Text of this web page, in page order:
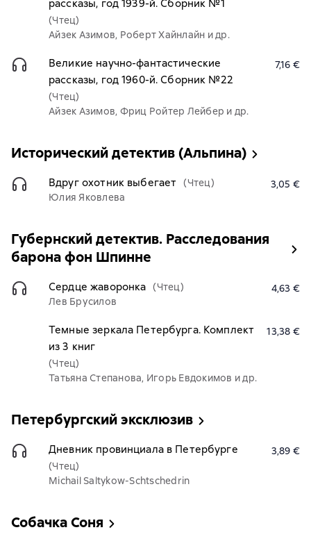
рассказы, год 1939-й. Сборник №1
(Чтец)
Айзек Азимов, Роберт Хайнлайн и др.
Великие научно-фантастические
рассказы, год 1960-й. Сборник №22
(Чтец)
Айзек Азимов, Фриц Ройтер Лейбер и др.
7,16 €
Исторический детектив (Альпина)
Вдруг охотник выбегает (Чтец)
Юлия Яковлева
3,05 €
Губернский детектив. Расследования
барона фон Шпинне
Сердце жаворонка (Чтец)
Лев Брусилов
4,63 €
Темные зеркала Петербурга. Комплект
из 3 книг
(Чтец)
Татьяна Степанова, Игорь Евдокимов и др.
13,38 €
Петербургский эксклюзив
Дневник провинциала в Петербурге
(Чтец)
Michail Saltykow-Schtschedrin
3,89 €
Собачка Соня